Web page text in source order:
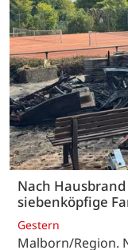
Nach
siebenköpfige
Gestern
Malborn/Region.